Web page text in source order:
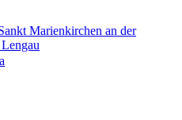
Marienkirchen an der